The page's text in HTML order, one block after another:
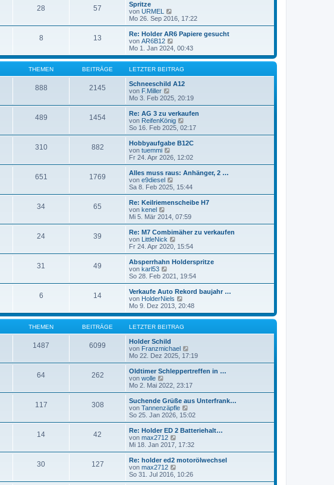
r
a
g
e
i
t
r
a
g
s
t
e
r
B
e
i
t
r
g
28 57
Spritze
von URMEL
e
u
e
s
t
e
r
B
e
i
r
a
g
Mo 26. Sep 2016, 17:22
8 13
Re: Holder AR6 Papiere gesucht
von AR6B12
e
u
e
s
t
e
B
e
i
t
r
a
g
Mo 1. Jan 2024, 00:43
THEMEN BEITRÄGE LETZTER BEITRAG
888 2145
Schneeschild A12
von F.Miller
e
u
e
s
t
e
r
B
e
i
r
a
g
Mo 3. Feb 2025, 20:19
489 1454
Re: AG 3 zu verkaufen
von ReifenKönig
e
u
e
t
e
r
B
e
i
r
a
g
So 16. Feb 2025, 02:17
310 882
Hobbyaufgabe B12C
von tuemmi
e
u
e
s
t
e
r
B
e
i
t
r
a
g
Fr 24. Apr 2026, 12:02
651 1769
Alles muss raus: Anhänger, 2 …
von e9diesel
e
u
e
t
e
r
B
e
i
t
r
a
g
Sa 8. Feb 2025, 15:44
34 65
Re: Keilriemenscheibe H7
von kenel
e
u
e
s
t
e
r
B
e
i
r
a
g
Mi 5. Mär 2014, 07:59
24 39
Re: M7 Combimäher zu verkaufen
von LittleNick
e
u
e
e
r
B
e
t
r
Fr 24. Apr 2020, 15:54
31 49
Absperrhahn Holderspritze
von karl53
e
u
e
s
t
e
r
B
e
i
t
r
a
g
So 28. Feb 2021, 19:54
6 14
Verkaufe Auto Rekord baujahr …
von HolderNiels
e
u
e
s
t
r
B
e
i
r
a
g
Mo 9. Dez 2013, 20:48
THEMEN BEITRÄGE LETZTER BEITRAG
1487 6099
Holder Schild
von Franzmichael
e
u
e
t
e
r
B
e
i
r
a
g
Mo 22. Dez 2025, 17:19
64 262
Oldtimer Schleppertreffen in …
von wolle
e
u
e
s
t
e
r
B
e
i
r
a
g
Mo 2. Mai 2022, 23:17
117 308
Suchende Grüße aus Unterfrank…
von Tannenzäpfle
e
u
e
t
e
r
B
e
i
So 25. Jan 2026, 15:02
14 42
Re: Holder ED 2 Batteriehalt…
von max2712
e
u
e
t
e
Mi 18. Jan 2017, 17:32
30 127
Re: holder ed2 motorölwechsel
von max2712
e
u
So 31. Jul 2016, 10:26